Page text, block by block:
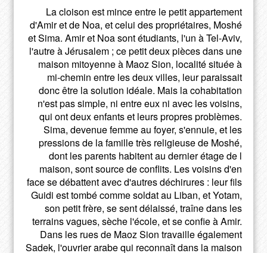
La cloison est mince entre le petit appartement
d'Amir et de Noa, et celui des propriétaires, Moshé
et Sima. Amir et Noa sont étudiants, l'un à Tel-Aviv,
l'autre à Jérusalem ; ce petit deux pièces dans une
maison mitoyenne à Maoz Sion, localité située à
mi-chemin entre les deux villes, leur paraissait
donc être la solution idéale. Mais la cohabitation
n'est pas simple, ni entre eux ni avec les voisins,
qui ont deux enfants et leurs propres problèmes.
Sima, devenue femme au foyer, s'ennuie, et les
pressions de la famille très religieuse de Moshé,
dont les parents habitent au dernier étage de l
maison, sont source de conflits. Les voisins d'en
face se débattent avec d'autres déchirures : leur fils
Guidi est tombé comme soldat au Liban, et Yotam,
son petit frère, se sent délaissé, traîne dans les
terrains vagues, sèche l'école, et se confie à Amir.
Dans les rues de Maoz Sion travaille également
Sadek, l'ouvrier arabe qui reconnaît dans la maison